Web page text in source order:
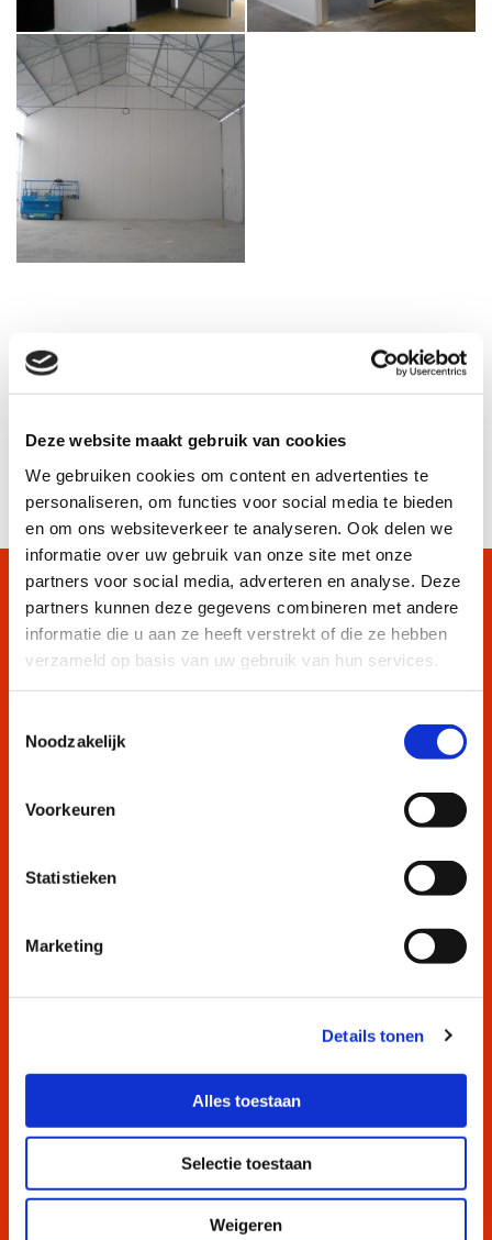
Deze website maakt gebruik van cookies
We gebruiken cookies om content en advertenties te
personaliseren, om functies voor social media te bieden
en om ons websiteverkeer te analyseren. Ook delen we
informatie over uw gebruik van onze site met onze
partners voor social media, adverteren en analyse. Deze
partners kunnen deze gegevens combineren met andere
informatie die u aan ze heeft verstrekt of die ze hebben
verzameld op basis van uw gebruik van hun services.
Noodzakelijk
Voorkeuren
Statistieken
Marketing
Details tonen
Alles toestaan
Selectie toestaan
Weigeren
Bekijk meer projecten van Dave
Construction
Landmacht

Sittard
